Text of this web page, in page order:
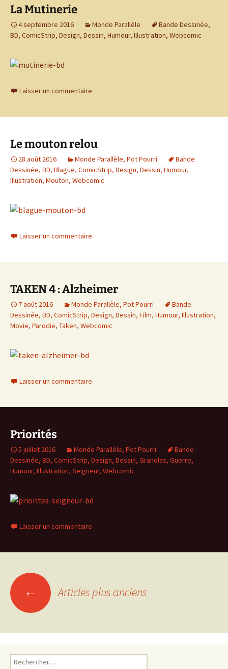
La Mutinerie
4 septembre 2016 Monde Parallèle Bande Dessinée,
BD, ComicStrip, Design, Dessin, Humour, Illustration, Webcomic
Laisser un commentaire
Le mouton relou
28 août 2016 Monde Parallèle, Pot Pourri
Bande
Dessinée, BD, Blague, ComicStrip, Design, Dessin, Humour,
Illustration, Mouton, Webcomic
Laisser un commentaire
TAKEN 4 : Alzheimer
7 août 2016 Monde Parallèle, Pot Pourri
Bande
Dessinée, BD, ComicStrip, Design, Dessin, Film, Humour, Illustration,
Movie, Parodie, Taken, Webcomic
Laisser un commentaire
Priorités
5 juillet 2016 Monde Parallèle, Pot Pourri
Bande
Dessinée, BD, ComicStrip, Design, Dessin, Granolas, Guerre,
Humour, Illustration, Seigneur, Webcomic
Laisser un commentaire
Navigation
des
articles
← Articles plus anciens
Rechercher :